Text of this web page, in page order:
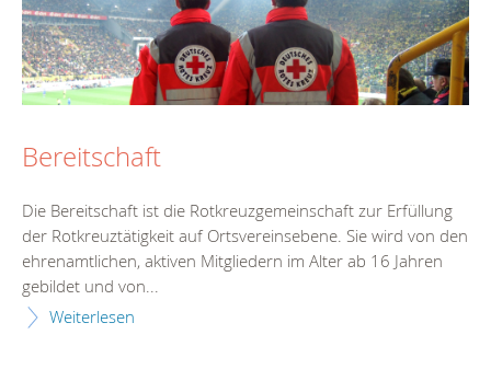
Bereitschaft
Die Bereitschaft ist die Rotkreuzgemeinschaft zur Erfüllung
der Rotkreuztätigkeit auf Ortsvereinsebene. Sie wird von den
ehrenamtlichen, aktiven Mitgliedern im Alter ab 16 Jahren
gebildet und von...
Weiterlesen